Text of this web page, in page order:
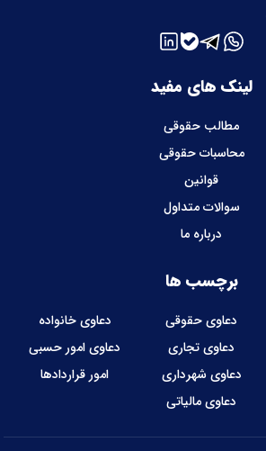
لینک های مفید
مطالب حقوقی
محاسبات حقوقی
قوانین
سوالات متداول
درباره ما
برچسب ها
دعاوی حقوقی
دعاوی خانواده
دعاوی تجاری
دعاوی امور حسبی
دعاوی شهرداری
امور قراردادها
دعاوی مالیاتی